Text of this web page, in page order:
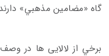
گاه «مضامين مذهبي»
برخي از لالایی ها در